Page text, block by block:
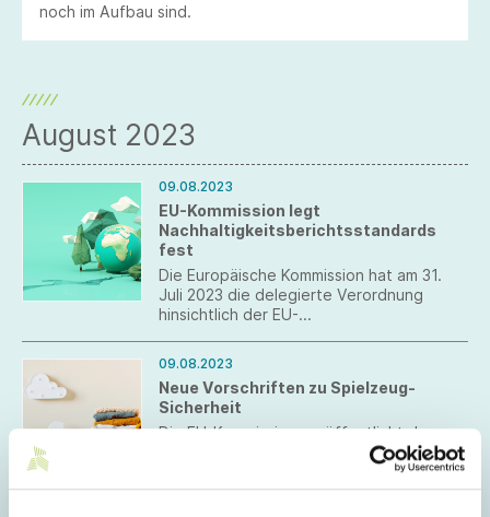
noch im Aufbau sind.
August 2023
09.08.2023
EU-Kommission legt
Nachhaltigkeitsberichtsstandards
fest
Die Europäische Kommission hat am 31.
Juli 2023 die delegierte Verordnung
hinsichtlich der EU-
für den Rat und das EP beginnt am 21.
August 2023.
09.08.2023
Neue Vorschriften zu Spielzeug-
Sicherheit
Die EU-Kommission veröffentlicht den
Spielzeugverordnung, die die EU-
Spielzeugrichtlinie ablösen soll. Kernstück